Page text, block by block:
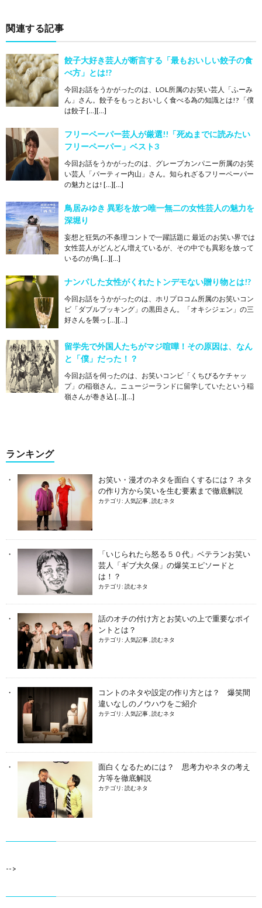
関連する記事
餃子大好き芸人が断言する「最もおいしい餃子の食
べ方」とは!?
今回お話をうかがったのは、LOL所属のお笑い芸人「ふーみ
ん」さん。餃子をもっとおいしく食べる為の知識とは!? 「僕
は餃子 […][…]
フリーペーパー芸人が厳選!!「死ぬまでに読みたい
フリーペーパー」ベスト3
今回お話をうかがったのは、グレープカンパニー所属のお笑
い芸人「パーティー内山」さん。知られざるフリーペーパー
の魅力とは! […][…]
鳥居みゆき 異彩を放つ唯一無二の女性芸人の魅力を
深堀り
妄想と狂気の不条理コントで一躍話題に 最近のお笑い界では
女性芸人がどんどん増えているが、その中でも異彩を放って
いるのが鳥 […][…]
ナンパした女性がくれたトンデモない贈り物とは!?
今回お話をうかがったのは、ホリプロコム所属のお笑いコン
ビ「ダブルブッキング」の黒田さん。「オキシジェン」の三
好さんを襲っ […][…]
留学先で外国人たちがマジ喧嘩！その原因は、なん
と「僕」だった！？
今回お話を伺ったのは、お笑いコンビ「くちびるケチャッ
プ」の稲嶺さん。ニュージーランドに留学していたという稲
嶺さんが巻き込 […][…]
ランキング
お笑い・漫才のネタを面白くするには？ ネタ
の作り方から笑いを生む要素まで徹底解説
カテゴリ: 人気記事 読むネタ
「いじられたら怒る５０代」ベテランお笑い
芸人「ギブ大久保」の爆笑エピソードと
は！？
カテゴリ: 読むネタ
話のオチの付け方とお笑いの上で重要なポイ
ントとは？
カテゴリ: 人気記事 読むネタ
コントのネタや設定の作り方とは？ 爆笑間
違いなしのノウハウをご紹介
カテゴリ: 人気記事,読むネタ
面白くなるためには？ 思考力やネタの考え
方等を徹底解説
カテゴリ: 読むネタ
-->